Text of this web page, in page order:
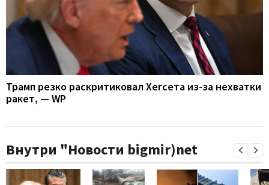
Трамп резко раскритиковал Хегсета из-за нехватки
ракет, — WP
Внутри "Новости bigmir)net